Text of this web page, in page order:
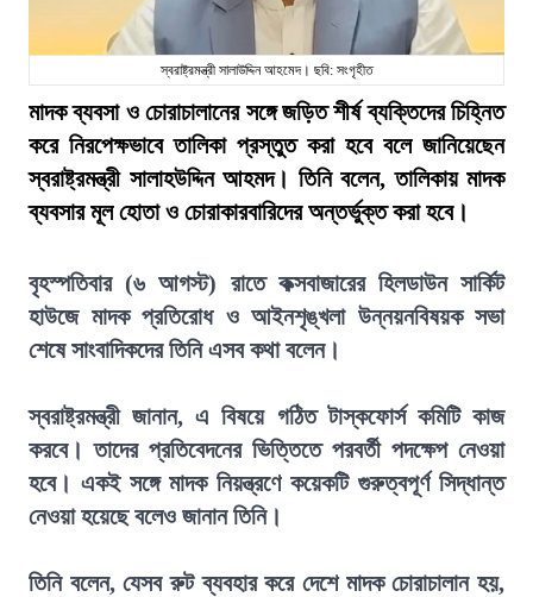
স্বরাষ্ট্রমন্ত্রী সালাউদ্দিন আহমেদ। ছবি: সংগৃহীত
মাদক ব্যবসা ও চোরাচালানের সঙ্গে জড়িত শীর্ষ ব্যক্তিদের চিহ্নিত
করে নিরপেক্ষভাবে তালিকা প্রস্তুত করা হবে বলে জানিয়েছেন
স্বরাষ্ট্রমন্ত্রী সালাহউদ্দিন আহমদ। তিনি বলেন, তালিকায় মাদক
ব্যবসার মূল হোতা ও চোরাকারবারিদের অন্তর্ভুক্ত করা হবে।
বৃহস্পতিবার (৬ আগস্ট) রাতে কক্সবাজারের হিলডাউন সার্কিট
হাউজে মাদক প্রতিরোধ ও আইনশৃঙ্খলা উন্নয়নবিষয়ক সভা
শেষে সাংবাদিকদের তিনি এসব কথা বলেন।
স্বরাষ্ট্রমন্ত্রী জানান, এ বিষয়ে গঠিত টাস্কফোর্স কমিটি কাজ
করবে। তাদের প্রতিবেদনের ভিত্তিতে পরবর্তী পদক্ষেপ নেওয়া
হবে। একই সঙ্গে মাদক নিয়ন্ত্রণে কয়েকটি গুরুত্বপূর্ণ সিদ্ধান্ত
নেওয়া হয়েছে বলেও জানান তিনি।
তিনি বলেন, যেসব রুট ব্যবহার করে দেশে মাদক চোরাচালান হয়,